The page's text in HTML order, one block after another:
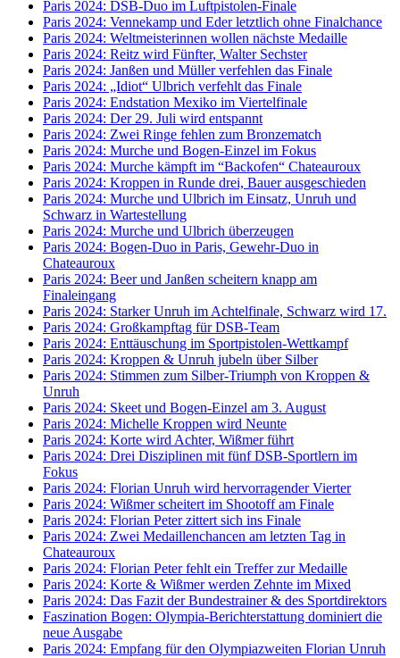
Paris 2024: DSB-Duo im Luftpistolen-Finale
Paris 2024: Vennekamp und Eder letztlich ohne Finalchance
Paris 2024: Weltmeisterinnen wollen nächste Medaille
Paris 2024: Reitz wird Fünfter, Walter Sechster
Paris 2024: Janßen und Müller verfehlen das Finale
Paris 2024: „Idiot“ Ulbrich verfehlt das Finale
Paris 2024: Endstation Mexiko im Viertelfinale
Paris 2024: Der 29. Juli wird entspannt
Paris 2024: Zwei Ringe fehlen zum Bronzematch
Paris 2024: Murche und Bogen-Einzel im Fokus
Paris 2024: Murche kämpft im “Backofen“ Chateauroux
Paris 2024: Kroppen in Runde drei, Bauer ausgeschieden
Paris 2024: Murche und Ulbrich im Einsatz, Unruh und
Schwarz in Wartestellung
Paris 2024: Murche und Ulbrich überzeugen
Paris 2024: Bogen-Duo in Paris, Gewehr-Duo in
Chateauroux
Paris 2024: Beer und Janßen scheitern knapp am
Finaleingang
Paris 2024: Starker Unruh im Achtelfinale, Schwarz wird 17.
Paris 2024: Großkampftag für DSB-Team
Paris 2024: Enttäuschung im Sportpistolen-Wettkampf
Paris 2024: Kroppen & Unruh jubeln über Silber
Paris 2024: Stimmen zum Silber-Triumph von Kroppen &
Unruh
Paris 2024: Skeet und Bogen-Einzel am 3. August
Paris 2024: Michelle Kroppen wird Neunte
Paris 2024: Korte wird Achter, Wißmer führt
Paris 2024: Drei Disziplinen mit fünf DSB-Sportlern im
Fokus
Paris 2024: Florian Unruh wird hervorragender Vierter
Paris 2024: Wißmer scheitert im Shootoff am Finale
Paris 2024: Florian Peter zittert sich ins Finale
Paris 2024: Zwei Medaillenchancen am letzten Tag in
Chateauroux
Paris 2024: Florian Peter fehlt ein Treffer zur Medaille
Paris 2024: Korte & Wißmer werden Zehnte im Mixed
Paris 2024: Das Fazit der Bundestrainer & des Sportdirektors
Faszination Bogen: Olympia-Berichterstattung dominiert die
neue Ausgabe
Paris 2024: Empfang für den Olympiazweiten Florian Unruh